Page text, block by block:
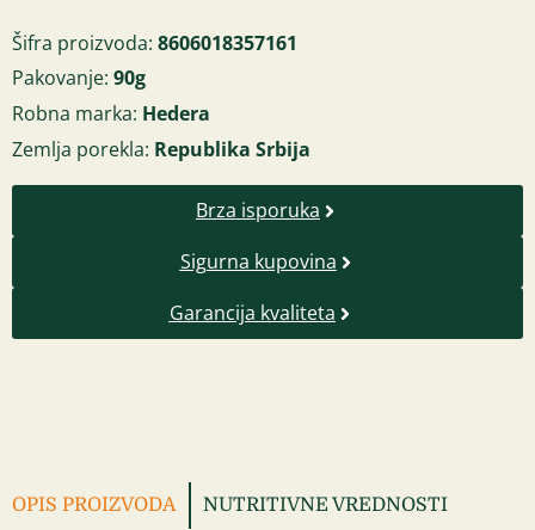
Šifra proizvoda: 8606018357161
Pakovanje: 90g
Robna marka: Hedera
Zemlja porekla: Republika Srbija
Brza isporuka
Sigurna kupovina
Garancija kvaliteta
OPIS PROIZVODA NUTRITIVNE VREDNOSTI